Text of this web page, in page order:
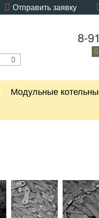
Отправить заявку
8-
Модульные